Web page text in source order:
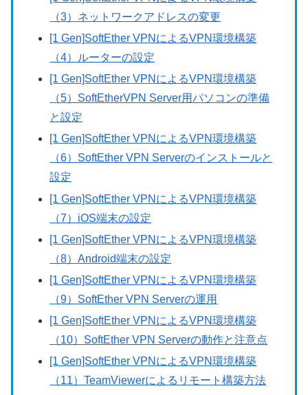
（3）ネットワークアドレスの変更
[1 Gen]SoftEther VPNによるVPN環境構築
（4）ルーターの設定
[1 Gen]SoftEther VPNによるVPN環境構築
（5）SoftEtherVPN Server用パソコンの準備
と設定
[1 Gen]SoftEther VPNによるVPN環境構築
（6）SoftEther VPN Serverのインストールと
設定
[1 Gen]SoftEther VPNによるVPN環境構築
（7）iOS端末の設定
[1 Gen]SoftEther VPNによるVPN環境構築
（8）Android端末の設定
[1 Gen]SoftEther VPNによるVPN環境構築
（9）SoftEther VPN Serverの運用
[1 Gen]SoftEther VPNによるVPN環境構築
（10）SoftEther VPN Serverの動作と注意点
[1 Gen]SoftEther VPNによるVPN環境構築
（11）TeamViewerによるリモート構築方法